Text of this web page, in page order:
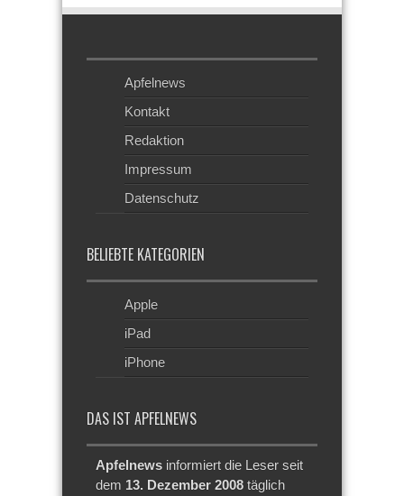
Apfelnews
Kontakt
Redaktion
Impressum
Datenschutz
BELIEBTE KATEGORIEN
Apple
iPad
iPhone
DAS IST APFELNEWS
Apfelnews informiert die Leser seit
dem 13. Dezember 2008 täglich